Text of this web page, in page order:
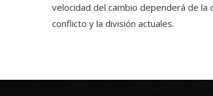
velocidad del cambio dependerá de
conflicto y la división actuales.